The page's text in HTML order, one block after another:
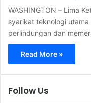
WASHINGTON – Lima
syarikat teknologi
perlindungan dan
Read More »
Follow Us